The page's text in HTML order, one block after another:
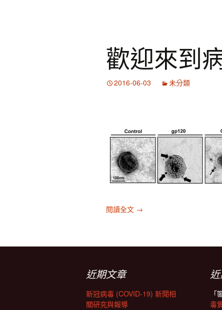
歡迎來到
2016-06-03 未分類
閱讀全文 歡迎來到病毒實驗室
→
近期文章
新冠病毒 (COVID-19) 新聞相
關研究與報導
「
毒